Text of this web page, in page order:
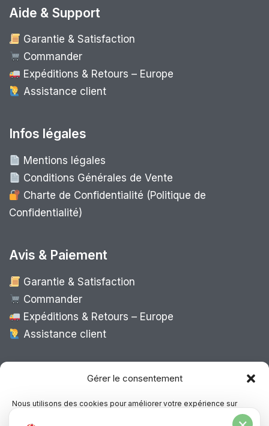
Gérer le consentement
Nous utilisons des cookies pour améliorer votre expérience sur
notre site, analyser le trafic et proposer des contenus personnalisés.
Aide & Support
Garantie & Satisfaction
Commander
Expéditions & Retours – Europe
Assistance client
Infos légales
Mentions légales
Conditions Générales de Vente
Charte de Confidentialité (Politique de
Confidentialité)
Avis & Paiement
Garantie & Satisfaction
Commander
Expéditions & Retours – Europe
Assistance client
Expédition Europe